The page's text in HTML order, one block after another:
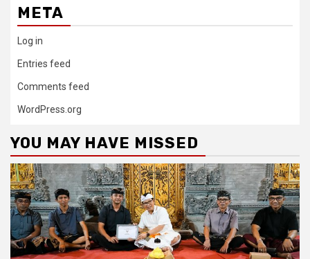
META
Log in
Entries feed
Comments feed
WordPress.org
YOU MAY HAVE MISSED